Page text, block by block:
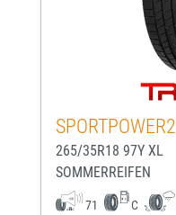
SPORTPOWER2
265/35R18 97Y XL
SOMMERREIFEN
71 C